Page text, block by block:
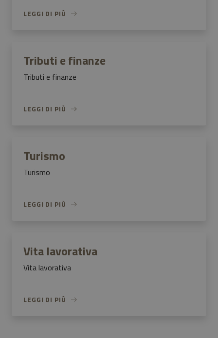
LEGGI DI PIÙ
Tributi e finanze
Tributi e finanze
LEGGI DI PIÙ
Turismo
Turismo
LEGGI DI PIÙ
Vita lavorativa
Vita lavorativa
LEGGI DI PIÙ